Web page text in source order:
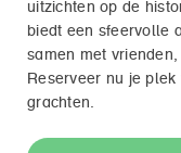
uitzichten op de
biedt een sfeervolle
samen met
Reserveer nu je
grachten.